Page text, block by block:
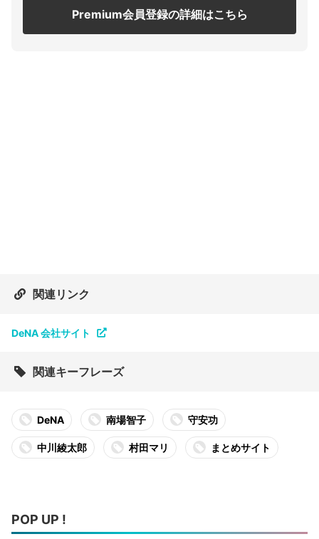
Premium会員登録の詳細はこちら
関連リンク
DeNA 会社サイト
関連キーフレーズ
DeNA 南場智子 守安功
中川綾太郎 村田マリ まとめサイト
POP UP !